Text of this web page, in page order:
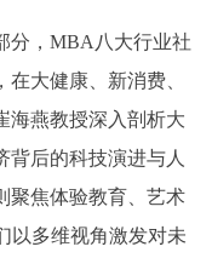
， MBA 八大行业社
大健康、新消费、
海燕教授深入剖析大
背后的科技演进与人
聚焦体验教育、艺术
以多维视角激发对未